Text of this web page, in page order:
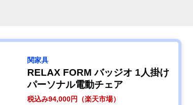
関家具
RELAX FORM バッジオ 1人掛け
パーソナル電動チェア
税込み94,000円（楽天市場）